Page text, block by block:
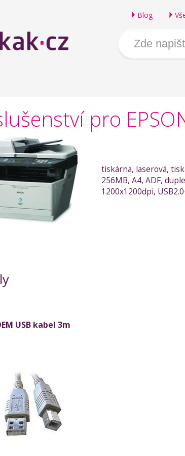
Blog
pro
tiskárna, laserová,
256MB, A4, ADF,
1200x1200dpi,
USB kabel 3m